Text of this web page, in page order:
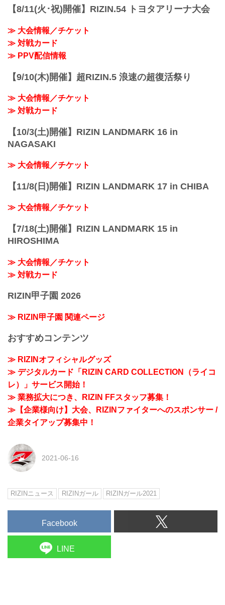
※2019.07.12 追記**
ファイナルオーディションをyoutube ラ
≫ RIZIN...
【8/11(火･祝)開催】RIZIN.54 トヨタアリーナ大会
≫ 大会情報／チケット
≫ 対戦カード
≫ PPV配信情報
【9/10(木)開催】超RIZIN.5 浪速の超復活祭り
≫ 大会情報／チケット
≫ 対戦カード
【10/3(土)開催】RIZIN LANDMARK 16 in
NAGASAKI
≫ 大会情報／チケット
【11/8(日)開催】RIZIN LANDMARK 17 in CHIBA
≫ 大会情報／チケット
【7/18(土)開催】RIZIN LANDMARK 15 in
HIROSHIMA
≫ 大会情報／チケット
≫ 対戦カード
RIZIN甲子園 2026
≫ RIZIN甲子園 関連ページ
おすすめコンテンツ
≫ RIZINオフィシャルグッズ
≫ デジタルカード「RIZIN CARD COLLECTION（ライコ
レ）」サービス開始！
≫ 業務拡大につき、RIZIN FFスタッフ募集！
≫【企業様向け】大会、RIZINファイターへのスポンサー /
企業タイアップ募集中！
2021-06-16
RIZINニュース RIZINガール RIZINガール2021
Facebook
LINE